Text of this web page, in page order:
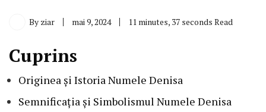
By ziar mai 9, 2024 11 minutes, 37 seconds Read
Cuprins
Originea și Istoria Numele Denisa
Semnificația și Simbolismul Numele Denisa